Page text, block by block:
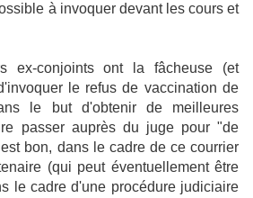
à invoquer devant les cours et
ex-conjoints ont la fâcheuse (et
le refus de vaccination de
le but d'obtenir de meilleures
passer auprès du juge pour "de
bon, dans le cadre de ce courrier
(qui peut éventuellement être
le cadre d'une procédure judiciaire